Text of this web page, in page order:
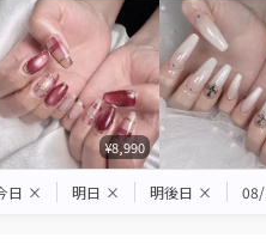
¥8,990
日 × 明日 × 明後日 × 08/